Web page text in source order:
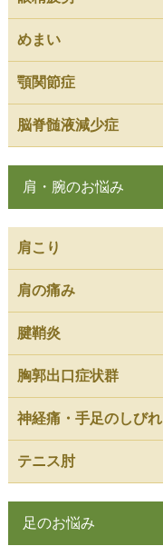
めまい
顎関節症
脳脊髄液減少症
肩・腕のお悩み
肩こり
肩の痛み
腱鞘炎
胸郭出口症状群
神経痛・手足のしびれ
テニス肘
足のお悩み